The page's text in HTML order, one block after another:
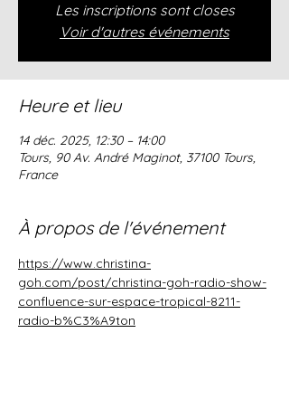
Les inscriptions sont closes
Voir d'autres événements
Heure et lieu
14 déc. 2025, 12:30 – 14:00
Tours, 90 Av. André Maginot, 37100 Tours,
France
À propos de l'événement
https://www.christina-
goh.com/post/christina-goh-radio-show-
confluence-sur-espace-tropical-8211-
radio-b%C3%A9ton